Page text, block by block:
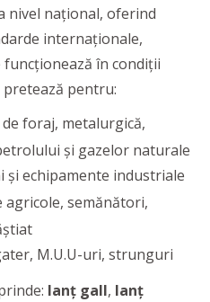
nivel naţional, oferind
internaţionale,
în condiţii
pentru:
foraj, metalurgică,
și gazelor naturale
și echipamente industriale
semănători,
M.U.U-uri, strunguri
lanț gall, lanț